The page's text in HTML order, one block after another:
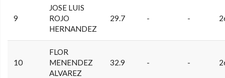
9
JOSE LUIS
ROJO
HERNANDEZ
29.7 - -
10
FLOR
MENENDEZ
ALVAREZ
32.9 - -